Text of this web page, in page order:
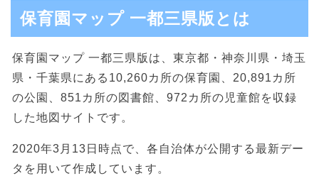
保育園マップ 一都三県版とは
保育園マップ 一都三県版は、東京都・神奈川県・埼玉
県・千葉県にある10,260カ所の保育園、20,891カ所
の公園、851カ所の図書館、972カ所の児童館を収録
した地図サイトです。
2020年3月13日時点で、各自治体が公開する最新デー
タを用いて作成しています。